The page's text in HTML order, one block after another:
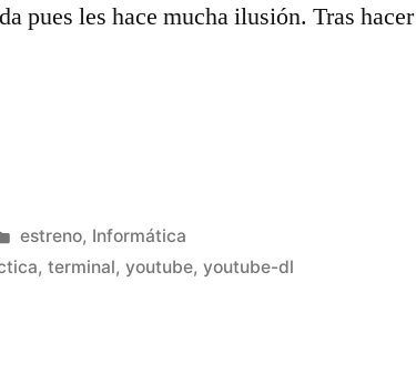
pues les hace mucha ilusión. Tras hacer
Publicado
en
estreno, Informática
,terminal,youtube,youtube-dl